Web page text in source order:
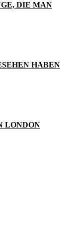
DIE MAN
HABEN
LONDON